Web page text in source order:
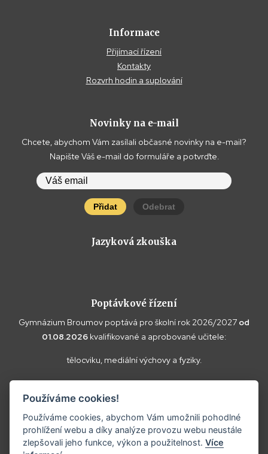
Informace
Přijímací řízení
Kontakty
Rozvrh hodin a suplování
Novinky na e-mail
Chcete, abychom Vám zasílali občasné novinky na e-mail?
Napište Váš e-mail do formuláře a potvrďte.
Přidat Odebrat
Jazyková zkouška
Poptávkové řízení
Gymnázium Broumov poptává pro školní rok 2026/2027 od
01.08.2026 kvalifikované a aprobované učitele:
tělocviku, mediální výchovy a fyziky.
Vaše doplňující dotazy k poptávce a případné nabídky zasílejte
prosím nareditel@gybroumov.cz
Používáme cookies!
Používáme cookies, abychom Vám umožnili pohodlné
prohlížení webu a díky analýze provozu webu neustále
zlepšovali jeho funkce, výkon a použitelnost.Více